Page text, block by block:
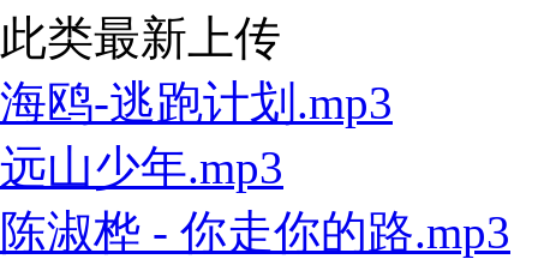
此类最新上传
海鸥-逃跑计划.mp3
远山少年.mp3
陈淑桦 - 你走你的路.mp3